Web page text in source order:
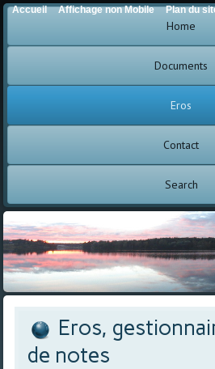
Home
Documents
Eros
Contact
Search
Eros,
de notes
Accueil Affichage non Mobile Plan du